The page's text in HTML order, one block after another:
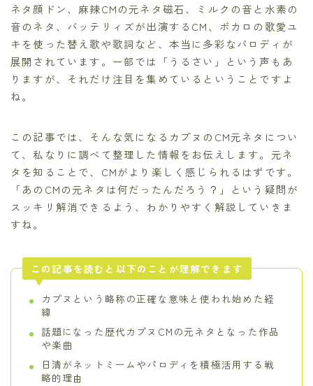
ネタ顔ドン、麻辣CMの元ネタ磁石、ミルクの音と水素の
音のネタ、バッテリィズが出演するCM、ボカロの歌愛ユ
キを使った替え歌や歌詞など、本当に多彩なパロディが
展開されています。一部では「うるさい」という声もあ
りますが、それだけ注目を集めているということですよ
ね。
この記事では、そんな気になるカプヌのCM元ネタについ
て、私なりに調べて整理した情報をお伝えします。元ネ
タを知ることで、CMがより楽しく感じられるはずです。
「あのCMの元ネタは何だったんだろう？」という疑問が
スッキリ解消できるよう、わかりやすく解説していきま
すね。
この記事を読むと以下のことが理解できます
カプヌという略称の正確な意味と使われ始めた経
緯
話題になった歴代カプヌCMの元ネタとなった作品
や楽曲
日清がネットミームやパロディを積極活用する戦
略的理由